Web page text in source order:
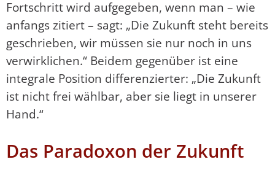
Fortschritt wird aufgegeben, wenn man – wie
anfangs zitiert – sagt: „Die Zukunft steht bereits
geschrieben, wir müssen sie nur noch in uns
verwirklichen.“ Beidem gegenüber ist eine
integrale Position differenzierter: „Die Zukunft
ist nicht frei wählbar, aber sie liegt in unserer
Hand.“
Das Paradoxon der Zukunft